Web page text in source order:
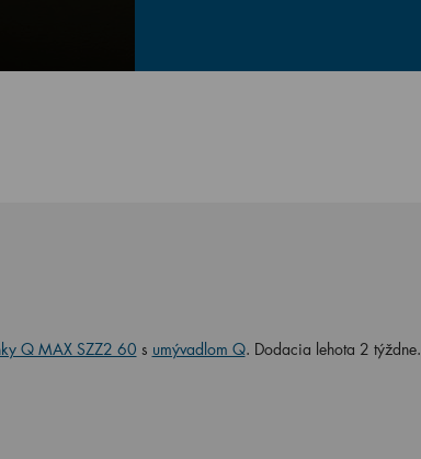
Q MAX SZZ2 60 s umývadlom Q. Dodacia lehota 2 týždne.